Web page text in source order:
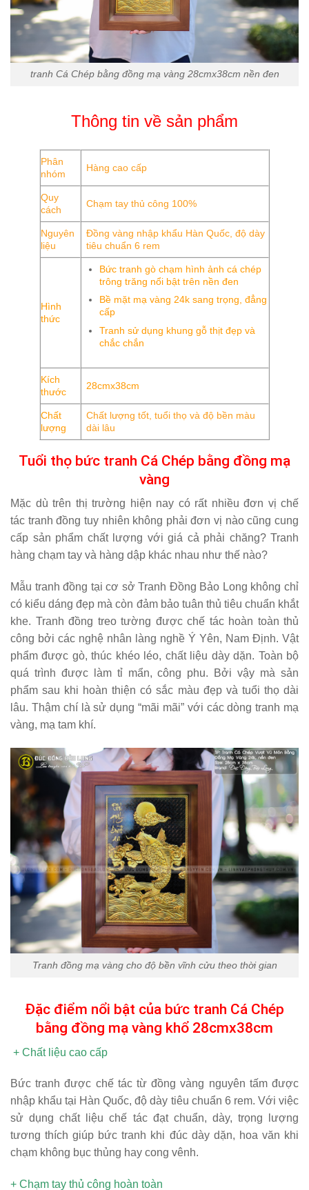
tranh Cá Chép bằng đồng mạ vàng 28cmx38cm nền đen
Thông tin về sản phẩm
Phân
nhóm
Hàng cao cấp
Quy
cách
Chạm tay thủ công 100%
Nguyên
liệu
Đồng vàng nhập khẩu Hàn Quốc, độ dày
tiêu chuẩn 6 rem
Hình
thức
Bức tranh gò chạm hình ảnh cá chép
trông trăng nổi bật trên nền đen
Bề mặt mạ vàng 24k sang trọng, đẳng
cấp
Tranh sử dụng khung gỗ thịt đẹp và
chắc chắn
Kích
thước
28cmx38cm
Chất
lượng
Chất lượng tốt, tuổi thọ và độ bền màu
dài lâu
Tuổi thọ bức tranh Cá Chép bằng đồng mạ
vàng
Mặc dù trên thị trường hiện nay có rất nhiều đơn vị chế
tác tranh đồng tuy nhiên không phải đơn vị nào cũng cung
cấp sản phẩm chất lượng với giá cả phải chăng? Tranh
hàng chạm tay và hàng dập khác nhau như thế nào?
Mẫu tranh đồng tại cơ sở Tranh Đồng Bảo Long không chỉ
có kiểu dáng đẹp mà còn đảm bảo tuân thủ tiêu chuẩn khắt
khe. Tranh đồng treo tường được chế tác hoàn toàn thủ
công bởi các nghệ nhân làng nghề Ý Yên, Nam Định. Vật
phẩm được gò, thúc khéo léo, chất liệu dày dặn. Toàn bộ
quá trình được làm tỉ mẩn, công phu. Bởi vậy mà sản
phẩm sau khi hoàn thiện có sắc màu đẹp và tuổi thọ dài
lâu. Thậm chí là sử dụng “mãi mãi” với các dòng tranh mạ
vàng, mạ tam khí.
Tranh đồng mạ vàng cho độ bền vĩnh cửu theo thời gian
Đặc điểm nổi bật của bức tranh Cá Chép
bằng đồng mạ vàng khổ 28cmx38cm
+ Chất liệu cao cấp
Bức tranh được chế tác từ đồng vàng nguyên tấm được
nhập khẩu tại Hàn Quốc, độ dày tiêu chuẩn 6 rem. Với việc
sử dụng chất liệu chế tác đạt chuẩn, dày, trọng lượng
tương thích giúp bức tranh khi đúc dày dặn, hoa văn khi
chạm không bục thủng hay cong vênh.
+ Chạm tay thủ công hoàn toàn